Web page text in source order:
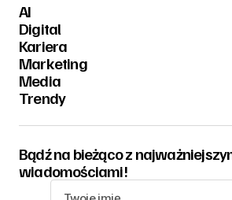
AI
Digital
Kariera
Marketing
Media
Trendy
Bądź na bieżąco z
wiadomościami!